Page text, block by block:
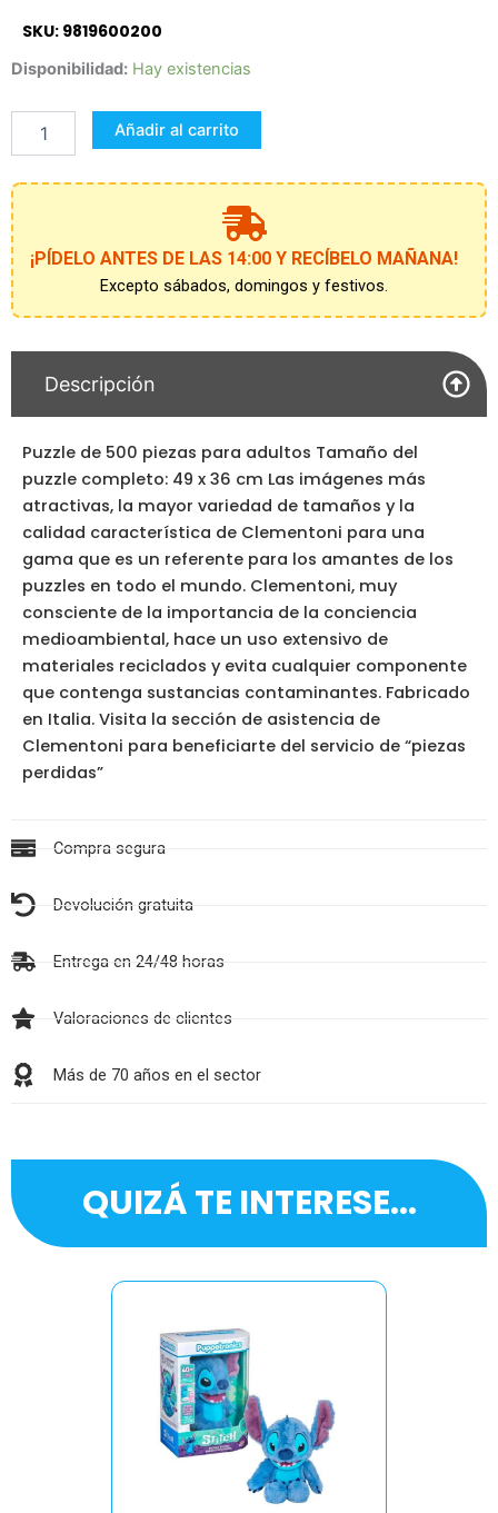
SKU: 9819600200
Disponibilidad: Hay existencias
Puzzle
Cb
Disney
Stitch
Añadir al carrito
¡PÍDELO ANTES DE LAS 14:00 Y RECÍBELO MAÑANA!
Excepto sábados, domingos y festivos.
Descripción
Puzzle de 500 piezas para adultos Tamaño del
puzzle completo: 49 x 36 cm Las imágenes más
atractivas, la mayor variedad de tamaños y la
calidad característica de Clementoni para una
gama que es un referente para los amantes de los
puzzles en todo el mundo. Clementoni, muy
consciente de la importancia de la conciencia
medioambiental, hace un uso extensivo de
materiales reciclados y evita cualquier componente
que contenga sustancias contaminantes. Fabricado
en Italia. Visita la sección de asistencia de
Clementoni para beneficiarte del servicio de “piezas
perdidas”
Compra segura
Devolución gratuita
Entrega en 24/48 horas
Valoraciones de clientes
Más de 70 años en el sector
QUIZÁ TE INTERESE...